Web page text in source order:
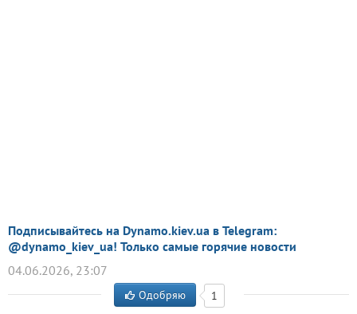
Подписывайтесь на Dynamo.kiev.ua в Telegram:
@dynamo_kiev_ua! Только самые горячие новости
04.06.2026, 23:07
Одобряю 1